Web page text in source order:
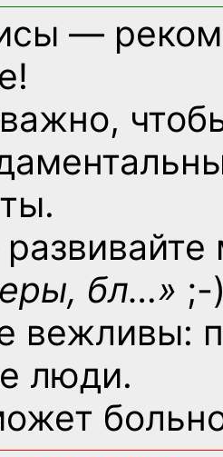
—
бл…» ;-
вежливы:
люди.